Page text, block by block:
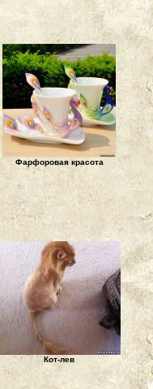
Фарфоровая красота
Кот-лев